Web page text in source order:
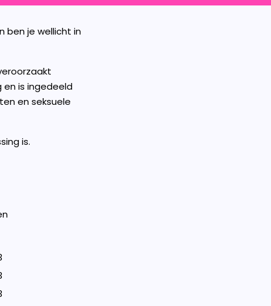
ben je wellicht in
en is ingedeeld
en seksuele
is.